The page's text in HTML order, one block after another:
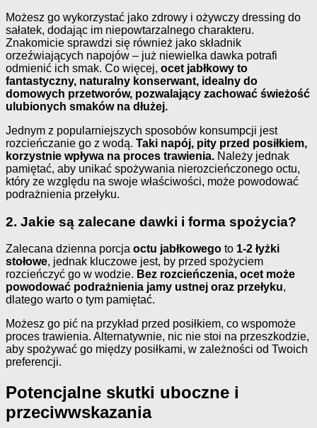
Możesz go wykorzystać jako zdrowy i ożywczy dressing do
sałatek, dodając im niepowtarzalnego charakteru.
Znakomicie sprawdzi się również jako składnik
orzeźwiających napojów – już niewielka dawka potrafi
odmienić ich smak. Co więcej, ocet jabłkowy to
fantastyczny, naturalny konserwant, idealny do
domowych przetworów, pozwalający zachować świeżość
ulubionych smaków na dłużej.
Jednym z popularniejszych sposobów konsumpcji jest
rozcieńczanie go z wodą. Taki napój, pity przed posiłkiem,
korzystnie wpływa na proces trawienia. Należy jednak
pamiętać, aby unikać spożywania nierozcieńczonego octu,
który ze względu na swoje właściwości, może powodować
podrażnienia przełyku.
2. Jakie są zalecane dawki i forma spożycia?
Zalecana dzienna porcja octu jabłkowego to 1-2 łyżki
stołowe, jednak kluczowe jest, by przed spożyciem
rozcieńczyć go w wodzie. Bez rozcieńczenia, ocet może
powodować podrażnienia jamy ustnej oraz przełyku,
dlatego warto o tym pamiętać.
Możesz go pić na przykład przed posiłkiem, co wspomoże
proces trawienia. Alternatywnie, nic nie stoi na przeszkodzie,
aby spożywać go między posiłkami, w zależności od Twoich
preferencji.
Potencjalne skutki uboczne i
przeciwwskazania